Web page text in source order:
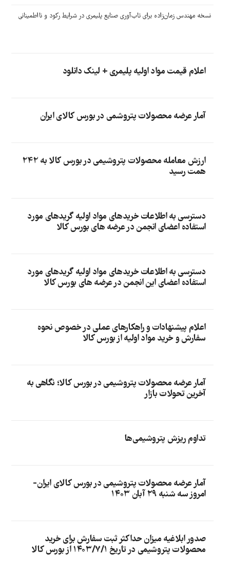
نسخه مهندس زمان‌زاده برای تاب‌آوری صنایع پلیمری در شرایط رکود و نااطمینانی
اعلام قیمت مواد اولیه پلیمری + لینک دانلود
آمار عرضه محصولات پتروشمی در بورس کالای ایران
ارزش معامله محصولات پتروشیمی در بورس کالا به 242
همت رسید
دسترسی به اطلاعات خریدهای مواد اولیه گریدهای مورد
استفاده اعضای انجمن در عرضه های بورس کالا
دسترسی به اطلاعات خریدهای مواد اولیه گریدهای مورد
استفاده اعضای این انجمن در عرضه های بورس کالا
اعلام پیشنهادات و راهکارهای عملی در خصوص نحوه
سفارش و خرید مواد اولیه از بورس کالا
آمار عرضه محصولات پتروشیمی در بورس کالا؛ نگاهی به
آخرین تحولات بازار
تداوم ریزش پتروشیمی‌ها
آمار عرضه محصولات پتروشیمی در بورس کالای ایران-
امروز سه شنبه ۲۹ آبان ۱۴۰۳
صدور ابلاغیه میزان حداکثر ثبت سفارش برای خرید
محصولات پتروشیمی در تاریخ ۱۴۰۳/۷/۱ از بورس کالا